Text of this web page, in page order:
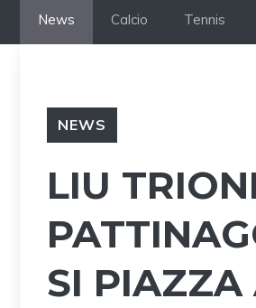
News Calcio Tennis
NEWS
LIU
SI PIAZZA